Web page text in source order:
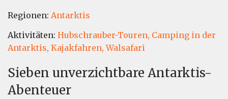
Regionen: Antarktis
Aktivitäten: Hubschrauber-Touren, Camping in der
Antarktis, Kajakfahren, Walsafari
Sieben unverzichtbare Antarktis-
Abenteuer